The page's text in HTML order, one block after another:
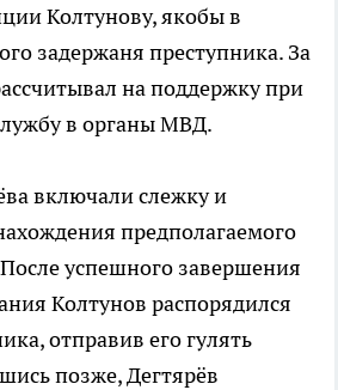
Колтунову, якобы в
задержаня преступника. За
на поддержку при
в органы МВД.
включали слежку и
предполагаемого
успешного завершения
Колтунов распорядился
отправив его гулять
позже, Дегтярёв